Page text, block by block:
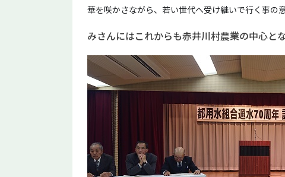
華を咲かさながら、若い世代へ受け継いで行く事の
みさんにはこれからも赤井川村農業の中心と